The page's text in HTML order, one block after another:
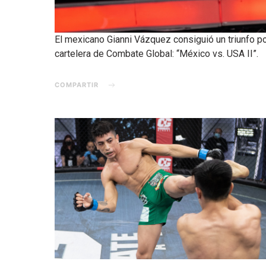
El mexicano Gianni Vázquez consiguió un triunfo
cartelera de Combate Global: “México vs. USA II”.
COMPARTIR